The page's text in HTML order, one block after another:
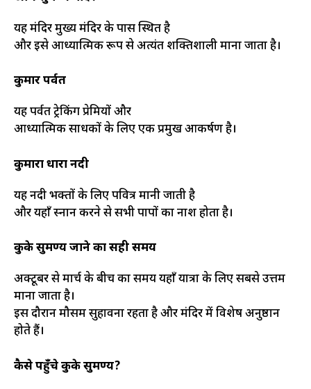
यह मंदिर मुख्य मंदिर के पास स्थित है
और इसे आध्यात्मिक रूप से अत्यंत शक्तिशाली माना जाता है।
कुमार पर्वत
यह पर्वत ट्रेकिंग प्रेमियों और
आध्यात्मिक साधकों के लिए एक प्रमुख आकर्षण है।
कुमारा धारा नदी
यह नदी भक्तों के लिए पवित्र मानी जाती है
और यहाँ स्नान करने से सभी पापों का नाश होता है।
कुके सुब्रमण्य जाने का सही समय
अक्टूबर से मार्च के बीच का समय यहाँ यात्रा के लिए सबसे उत्तम
माना जाता है।
इस दौरान मौसम सुहावना रहता है और मंदिर में विशेष अनुष्ठान
होते हैं।
कैसे पहुँचे कुके सुब्रमण्य?